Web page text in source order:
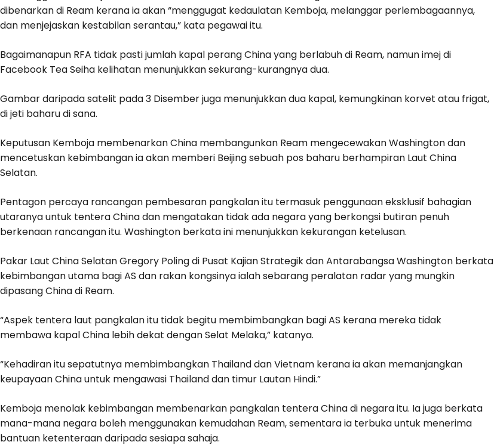
dibenarkan di Ream kerana ia akan “menggugat kedaulatan Kemboja, melanggar perlembagaannya,
dan menjejaskan kestabilan serantau,” kata pegawai itu.
Bagaimanapun RFA tidak pasti jumlah kapal perang China yang berlabuh di Ream, namun imej di
Facebook Tea Seiha kelihatan menunjukkan sekurang-kurangnya dua.
Gambar daripada satelit pada 3 Disember juga menunjukkan dua kapal, kemungkinan korvet atau frigat,
di jeti baharu di sana.
Keputusan Kemboja membenarkan China membangunkan Ream mengecewakan Washington dan
mencetuskan kebimbangan ia akan memberi Beijing sebuah pos baharu berhampiran Laut China
Selatan.
Pentagon percaya rancangan pembesaran pangkalan itu termasuk penggunaan eksklusif bahagian
utaranya untuk tentera China dan mengatakan tidak ada negara yang berkongsi butiran penuh
berkenaan rancangan itu. Washington berkata ini menunjukkan kekurangan ketelusan.
Pakar Laut China Selatan Gregory Poling di Pusat Kajian Strategik dan Antarabangsa Washington berkata
kebimbangan utama bagi AS dan rakan kongsinya ialah sebarang peralatan radar yang mungkin
dipasang China di Ream.
“Aspek tentera laut pangkalan itu tidak begitu membimbangkan bagi AS kerana mereka tidak
membawa kapal China lebih dekat dengan Selat Melaka,” katanya.
“Kehadiran itu sepatutnya membimbangkan Thailand dan Vietnam kerana ia akan memanjangkan
keupayaan China untuk mengawasi Thailand dan timur Lautan Hindi.”
Kemboja menolak kebimbangan membenarkan pangkalan tentera China di negara itu. Ia juga berkata
mana-mana negara boleh menggunakan kemudahan Ream, sementara ia terbuka untuk menerima
bantuan ketenteraan daripada sesiapa sahaja.